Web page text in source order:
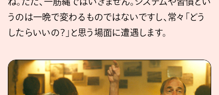
うのは一晩で変わるものではないですし、常々「どう
したらいいの？」と思う場面に遭遇します。